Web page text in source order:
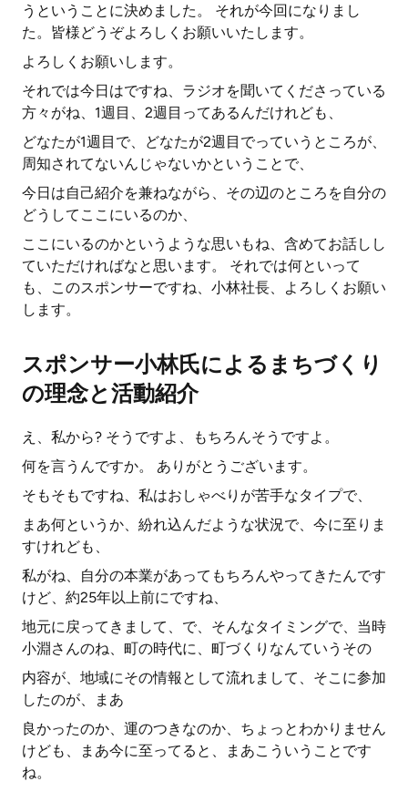
うということに決めました。 それが今回になりまし
た。皆様どうぞよろしくお願いいたします。
よろしくお願いします。
それでは今日はですね、ラジオを聞いてくださっている
方々がね、1週目、2週目ってあるんだけれども、
どなたが1週目で、どなたが2週目でっていうところが、
周知されてないんじゃないかということで、
今日は自己紹介を兼ねながら、その辺のところを自分の
どうしてここにいるのか、
ここにいるのかというような思いもね、含めてお話しし
ていただければなと思います。 それでは何といって
も、このスポンサーですね、小林社長、よろしくお願い
します。
スポンサー小林氏によるまちづくり
の理念と活動紹介
え、私から? そうですよ、もちろんそうですよ。
何を言うんですか。 ありがとうございます。
そもそもですね、私はおしゃべりが苦手なタイプで、
まあ何というか、紛れ込んだような状況で、今に至りま
すけれども、
私がね、自分の本業があってもちろんやってきたんです
けど、約25年以上前にですね、
地元に戻ってきまして、で、そんなタイミングで、当時
小淵さんのね、町の時代に、町づくりなんていうその
内容が、地域にその情報として流れまして、そこに参加
したのが、まあ
良かったのか、運のつきなのか、ちょっとわかりません
けども、まあ今に至ってると、まあこういうことです
ね。